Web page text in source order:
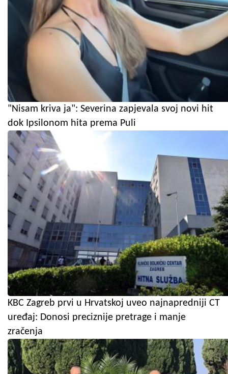
"Nisam kriva ja": Severina zapjevala svoj novi hit
dok Ipsilonom hita prema Puli
KBC Zagreb prvi u Hrvatskoj uveo najnapredniji CT
uređaj: Donosi preciznije pretrage i manje
zračenja